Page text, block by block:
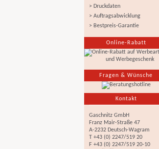
> Druckdaten
> Auftragsabwicklung
> Bestpreis-Garantie
Online-Rabatt
Fragen & Wünsche
Kontakt
Gaschnitz GmbH
Franz Mair-Straße 47
A-2232 Deutsch-Wagram
T +43 (0) 2247/519 20
F +43 (0) 2247/519 20-10